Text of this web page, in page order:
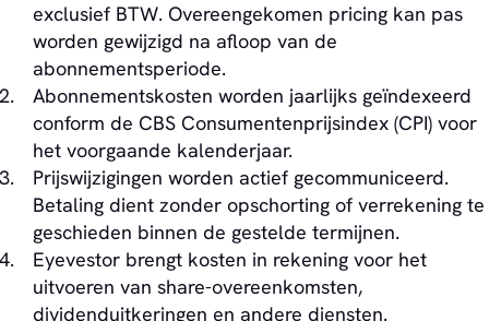
exclusief BTW. Overeengekomen pricing kan pas
worden gewijzigd na afloop van de
abonnementsperiode.
Abonnementskosten worden jaarlijks geïndexeerd
conform de CBS Consumentenprijsindex (CPI) voor
het voorgaande kalenderjaar.
Prijswijzigingen worden actief gecommuniceerd.
Betaling dient zonder opschorting of verrekening te
geschieden binnen de gestelde termijnen.
Eyevestor brengt kosten in rekening voor het
uitvoeren van share-overeenkomsten,
dividenduitkeringen en andere diensten.